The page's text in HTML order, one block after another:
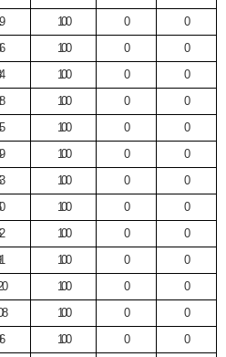
100 0
0
100 0
0
100 0
0
100 0
0
100 0
0
100 0
0
100 0
0
100 0
0
100 0
0
100 0
0
100 0
0
100 0
0
100 0
0